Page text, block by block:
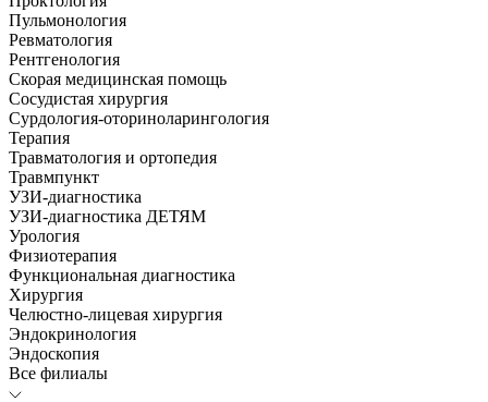
Пульмонология
Ревматология
Рентгенология
Скорая медицинская помощь
Сосудистая хирургия
Сурдология-оториноларингология
Терапия
Травматология и ортопедия
Травмпункт
УЗИ-диагностика
УЗИ-диагностика ДЕТЯМ
Урология
Физиотерапия
Функциональная диагностика
Хирургия
Челюстно-лицевая хирургия
Эндокринология
Эндоскопия
Все филиалы